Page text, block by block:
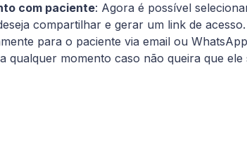
com paciente: Agora é possível
compartilhar e gerar um link de
para o paciente via email ou
qualquer momento caso não queira que ele